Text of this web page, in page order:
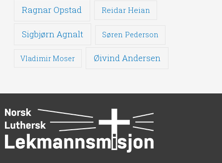
Ragnar Opstad Reidar Heian
Sigbjørn Agnalt Søren Pederson
Vladimir Moser Øivind Andersen